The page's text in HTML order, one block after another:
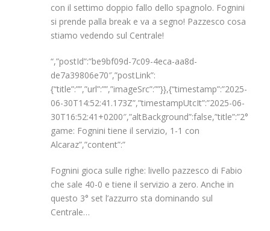
con il settimo doppio fallo dello spagnolo. Fognini
si prende palla break e va a segno! Pazzesco cosa
stiamo vedendo sul Centrale!
“,”postId”:”be9bf09d-7c09-4eca-aa8d-
de7a39806e70″,”postLink”:
{“title”:””,”url”:””,”imageSrc”:””}},{“timestamp”:”2025-
06-30T14:52:41.173Z”,”timestampUtcIt”:”2025-06-
30T16:52:41+0200″,”altBackground”:false,”title”:”2°
game: Fognini tiene il servizio, 1-1 con
Alcaraz”,”content”:”
Fognini gioca sulle righe: livello pazzesco di Fabio
che sale 40-0 e tiene il servizio a zero. Anche in
questo 3° set l’azzurro sta dominando sul
Centrale…